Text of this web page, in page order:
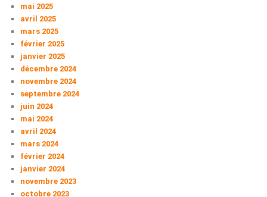
mai 2025
avril 2025
mars 2025
février 2025
janvier 2025
décembre 2024
novembre 2024
septembre 2024
juin 2024
mai 2024
avril 2024
mars 2024
février 2024
janvier 2024
novembre 2023
octobre 2023